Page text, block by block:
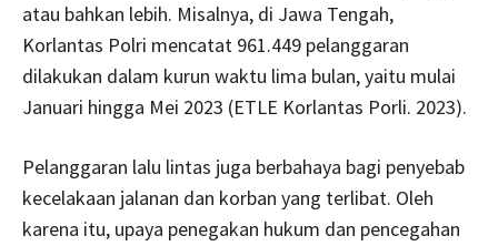
atau bahkan lebih. Misalnya, di Jawa Tengah,
Korlantas Polri mencatat 961.449 pelanggaran
dilakukan dalam kurun waktu lima bulan, yaitu mulai
Januari hingga Mei 2023 (ETLE Korlantas Porli. 2023).
Pelanggaran lalu lintas juga berbahaya bagi penyebab
kecelakaan jalanan dan korban yang terlibat. Oleh
karena itu, upaya penegakan hukum dan pencegahan